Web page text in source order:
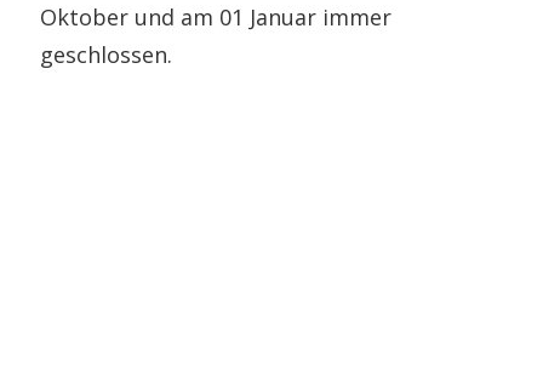
Oktober und am 01 Januar immer
geschlossen.